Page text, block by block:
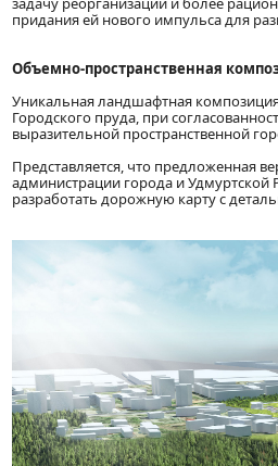
придания ей нового импульса для
Объемно-пространственная
Уникальная ландшафтная
Городского пруда, при
выразительной пространственной
Представляется, что предложенная
администрации города и Удмуртской
разработать дорожную карту с